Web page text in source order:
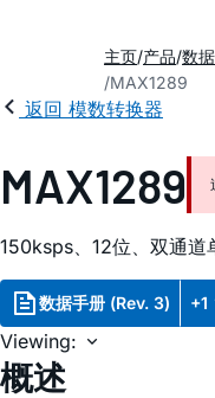
主页 产品 数
MAX1289
返回 模数转换器
MAX1289
150ksps、12位、双通道
数据手册 (Rev. 3) +1
Viewing:
概述